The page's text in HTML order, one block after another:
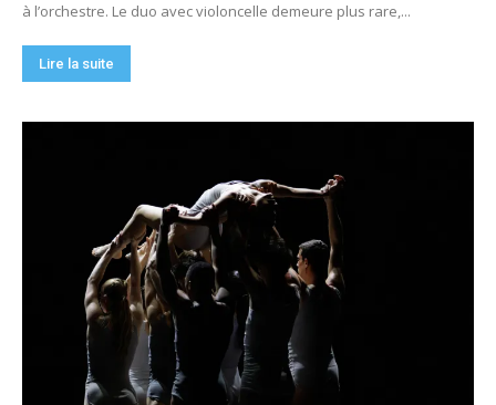
à l’orchestre. Le duo avec violoncelle demeure plus rare,...
Lire la suite